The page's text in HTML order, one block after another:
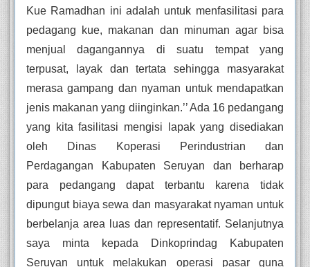
Kue Ramadhan ini adalah untuk menfasilitasi para
pedagang kue, makanan dan minuman agar bisa
menjual dagangannya di suatu tempat yang
terpusat, layak dan tertata sehingga masyarakat
merasa gampang dan nyaman untuk mendapatkan
jenis makanan yang diinginkan.’’ Ada 16 pedangang
yang kita fasilitasi mengisi lapak yang disediakan
oleh Dinas Koperasi Perindustrian dan
Perdagangan Kabupaten Seruyan dan berharap
para pedangang dapat terbantu karena tidak
dipungut biaya sewa dan masyarakat nyaman untuk
berbelanja area luas dan representatif. Selanjutnya
saya minta kepada Dinkoprindag Kabupaten
Seruyan untuk melakukan operasi pasar guna